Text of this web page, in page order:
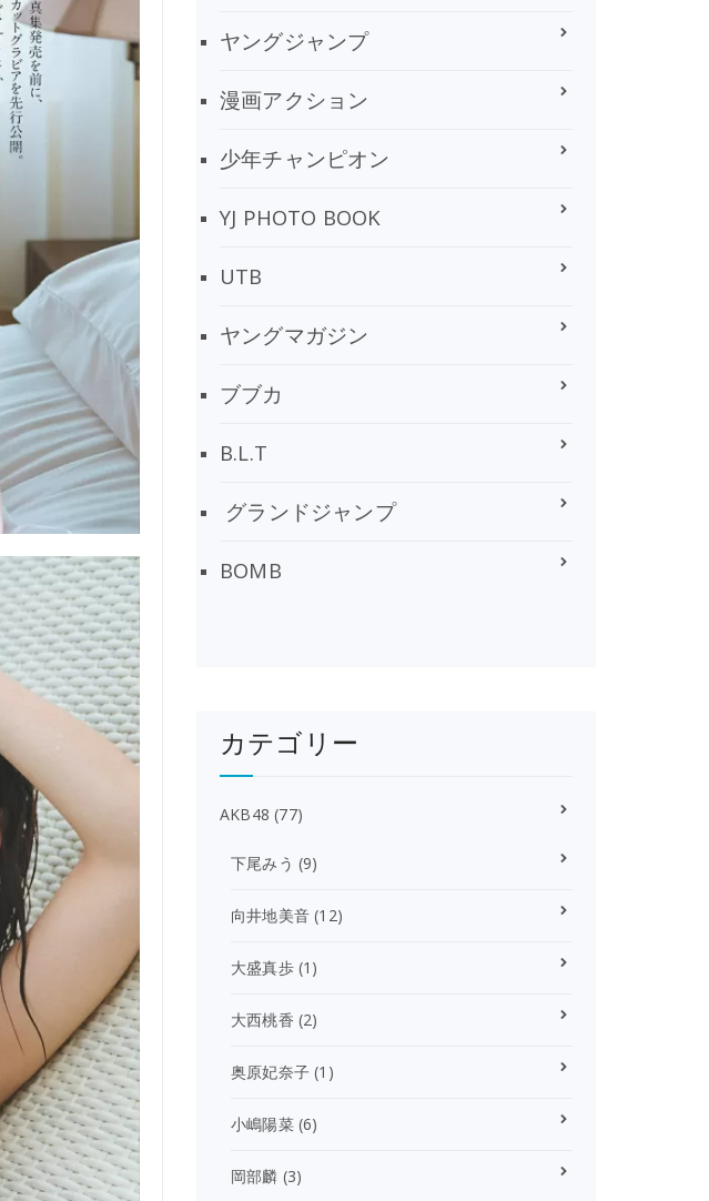
ヤングジャンプ
漫画アクション
少年チャンピオン
YJ PHOTO BOOK
UTB
ヤングマガジン
ブブカ
B.L.T
グランドジャンプ
BOMB
カテゴリー
AKB48 (77)
下尾みう (9)
向井地美音 (12)
大盛真歩(1)
大西桃香 (2)
奥原妃奈子 (1)
小嶋陽菜(6)
岡部麟 (3)